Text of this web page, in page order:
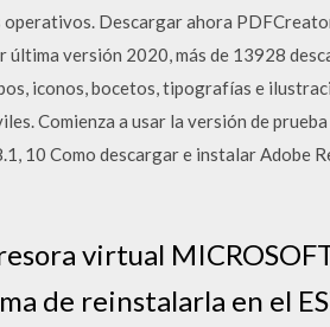
Descargar ahora
versión 2020, más de 13928
iconos, bocetos, tipografías e
Comienza a usar la versión de
10 Como descargar e instalar Adobe
virtual
de reinstalarla en el